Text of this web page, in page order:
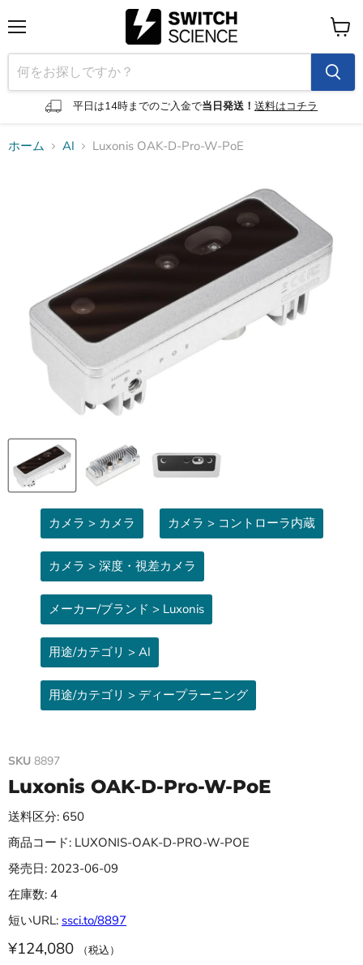
ニ
ュ
ー
平日は14時までのご入金で当日発送！ 送料はコチラ
カ
ー
ト
を
見
ホーム AI Luxonis OAK-D-Pro-W-PoE
カメラ > カメラ カメラ > コントローラ内蔵
カメラ > 深度・視差カメラ
メーカー/ブランド > Luxonis
用途/カテゴリ > AI
用途/カテゴリ > ディープラーニング
SKU 8897
Luxonis OAK-D-Pro-W-PoE
送料区分: 650
商品コード: LUXONIS-OAK-D-PRO-W-POE
発売日: 2023-06-09
在庫数: 4
短いURL: ssci.to/8897
¥124,080 （税込）